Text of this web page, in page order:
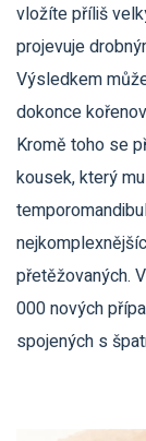
vložíte příliš
projevuje
Výsledkem
dokonce
Kromě toho se
kousek, který
přetěžovaných.
000 nových
spojených s